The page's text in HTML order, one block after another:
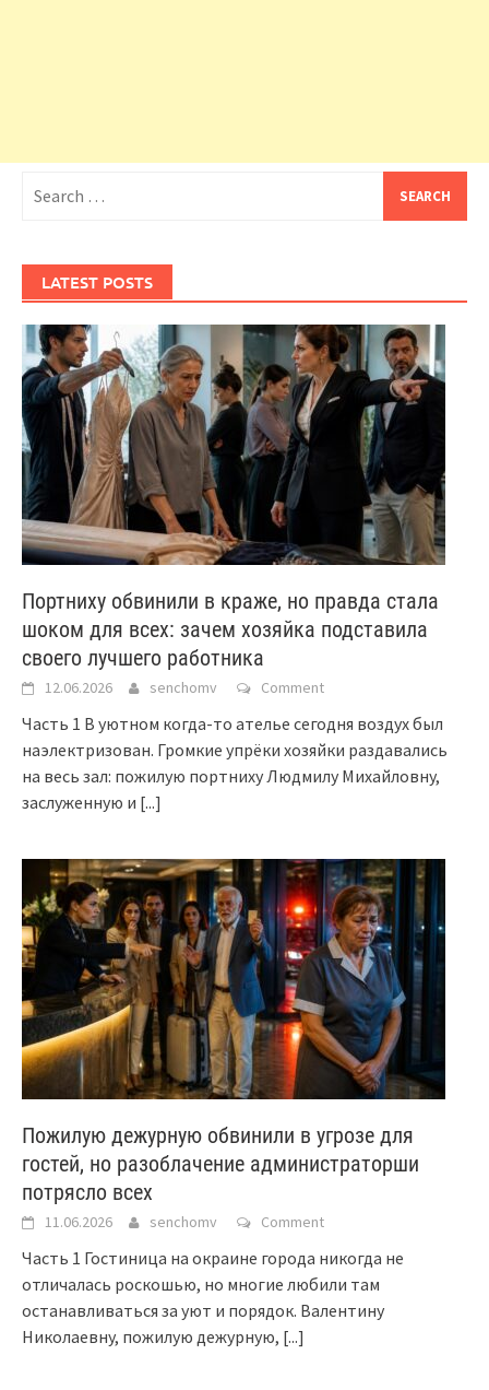
for:
LATEST POSTS
Портниху обвинили в краже, но правда стала
шоком для всех: зачем хозяйка подставила
своего лучшего работника
12.06.2026 senchomv Comment
Часть 1 В уютном когда-то ателье сегодня воздух был
наэлектризован. Громкие упрёки хозяйки раздавались
на весь зал: пожилую портниху Людмилу Михайловну,
заслуженную и [...]
Пожилую дежурную обвинили в угрозе для
гостей, но разоблачение администраторши
потрясло всех
11.06.2026 senchomv Comment
Часть 1 Гостиница на окраине города никогда не
отличалась роскошью, но многие любили там
останавливаться за уют и порядок. Валентину
Николаевну, пожилую дежурную, [...]